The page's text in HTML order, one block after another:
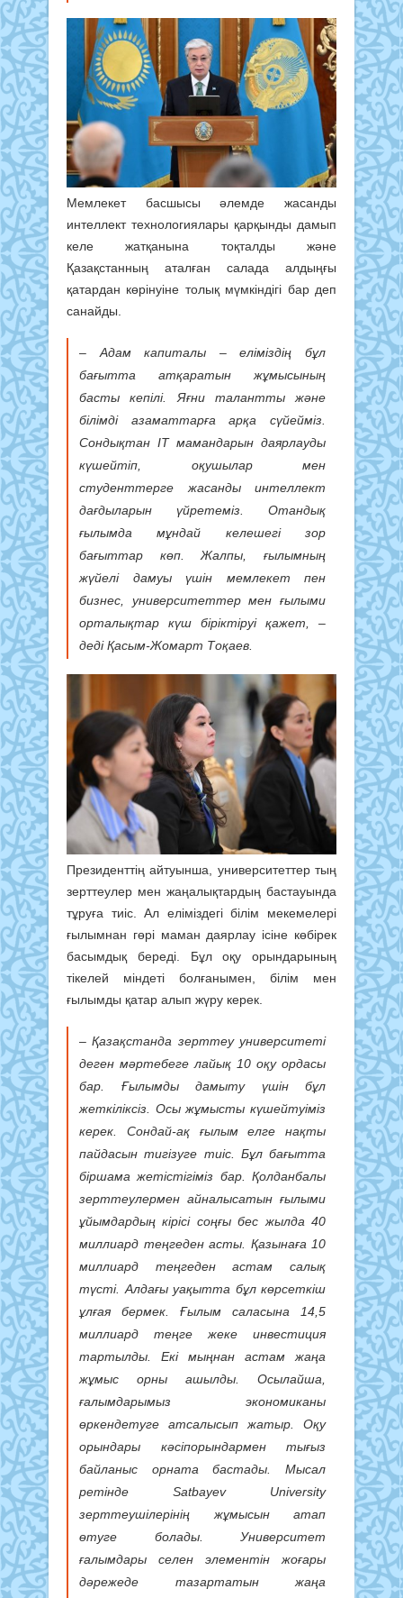
Мемлекет басшысы әлемде жасанды
интеллект технологиялары қарқынды дамып
келе жатқанына тоқталды және
Қазақстанның аталған салада алдыңғы
қатардан көрінуіне толық мүмкіндігі бар деп
санайды.
– Адам капиталы – еліміздің бұл
бағытта атқаратын жұмысының
басты кепілі. Яғни талантты және
білімді азаматтарға арқа сүйейміз.
Сондықтан ІТ мамандарын даярлауды
күшейтіп, оқушылар мен
студенттерге жасанды интеллект
дағдыларын үйретеміз. Отандық
ғылымда мұндай келешегі зор
бағыттар көп. Жалпы, ғылымның
жүйелі дамуы үшін мемлекет пен
бизнес, университеттер мен ғылыми
орталықтар күш біріктіруі қажет, –
деді Қасым-Жомарт Тоқаев.
Президенттің айтуынша, университеттер тың
зерттеулер мен жаңалықтардың бастауында
тұруға тиіс. Ал еліміздегі білім мекемелері
ғылымнан гөрі маман даярлау ісіне көбірек
басымдық береді. Бұл оқу орындарының
тікелей міндеті болғанымен, білім мен
ғылымды қатар алып жүру керек.
– Қазақстанда зерттеу университеті
деген мәртебеге лайық 10 оқу ордасы
бар. Ғылымды дамыту үшін бұл
жеткіліксіз. Осы жұмысты күшейтуіміз
керек. Сондай-ақ ғылым елге нақты
пайдасын тигізуге тиіс. Бұл бағытта
біршама жетістігіміз бар. Қолданбалы
зерттеулермен айналысатын ғылыми
ұйымдардың кірісі соңғы бес жылда 40
миллиард теңгеден асты. Қазынаға 10
миллиард теңгеден астам салық
түсті. Алдағы уақытта бұл көрсеткіш
ұлғая бермек. Ғылым саласына 14,5
миллиард теңге жеке инвестиция
тартылды. Екі мыңнан астам жаңа
жұмыс орны ашылды. Осылайша,
ғалымдарымыз экономиканы
өркендетуге атсалысып жатыр. Оқу
орындары кәсіпорындармен тығыз
байланыс орната бастады. Мысал
ретінде Satbayev University
зерттеушілерінің жұмысын атап
өтуге болады. Университет
ғалымдары селен элементін жоғары
дәрежеде тазартатын жаңа